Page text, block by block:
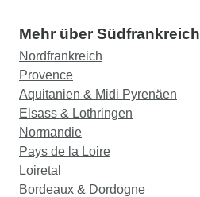
Mehr über Südfrankreich
Nordfrankreich
Provence
Aquitanien & Midi Pyrenäen
Elsass & Lothringen
Normandie
Pays de la Loire
Loiretal
Bordeaux & Dordogne